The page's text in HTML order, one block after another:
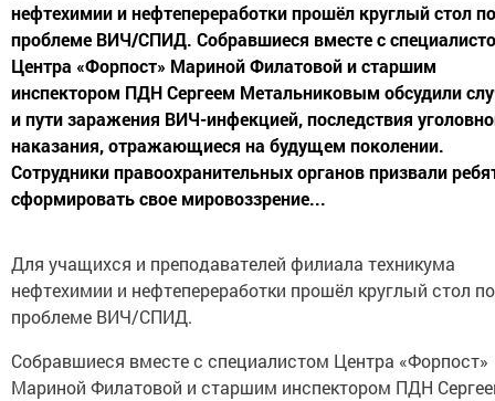
нефтехимии и нефтепереработки прошёл круглый стол по
проблеме ВИЧ/СПИД. Собравшиеся вместе с
Центра «Форпост» Мариной Филатовой и старшим
инспектором ПДН Сергеем Метальниковым обсудили
и пути заражения ВИЧ-инфекцией, последствия
наказания, отражающиеся на будущем поколении.
Сотрудники правоохранительных органов призвали
сформировать свое мировоззрение...
Для учащихся и преподавателей филиала техникума
нефтехимии и нефтепереработки прошёл круглый стол по
проблеме ВИЧ/СПИД.
Собравшиеся вместе с специалистом Центра «Форпост»
Мариной Филатовой и старшим инспектором ПДН